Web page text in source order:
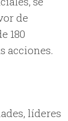
de
180
acciones.
líderes